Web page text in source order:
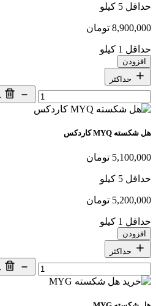
حداقل 5 کیلو
8,900,000 تومان
حداقل 1 کیلو
افزودن
حداکثر
هل شکسته MYQ کاردکس
5,100,000 تومان
حداقل 5 کیلو
5,200,000 تومان
حداقل 1 کیلو
افزودن
حداکثر